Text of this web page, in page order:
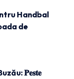
Handbal
de
𝐏𝐞𝐬𝐭𝐞